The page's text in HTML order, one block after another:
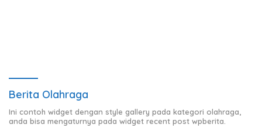
Berita Olahraga
Ini contoh widget dengan style gallery pada kategori olahraga,
anda bisa mengaturnya pada widget recent post wpberita.